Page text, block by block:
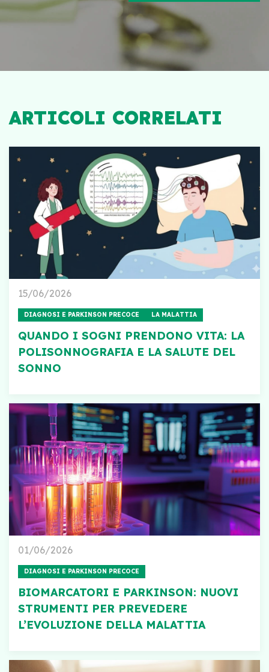
ARTICOLI CORRELATI
15/06/2026
DIAGNOSI E PARKINSON PRECOCE LA MALATTIA
QUANDO I SOGNI PRENDONO VITA: LA
POLISONNOGRAFIA E LA SALUTE DEL
SONNO
01/06/2026
DIAGNOSI E PARKINSON PRECOCE
BIOMARCATORI E PARKINSON: NUOVI
STRUMENTI PER PREVEDERE
L’EVOLUZIONE DELLA MALATTIA